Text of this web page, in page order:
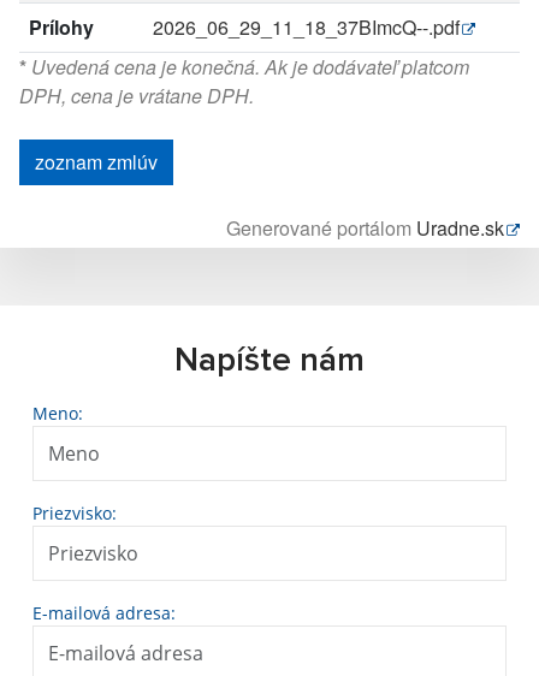
Prílohy
2026_06_29_11_18_37BImcQ--.pdf
* Uvedená cena je konečná. Ak je dodávateľ platcom
DPH, cena je vrátane DPH.
zoznam zmlúv
Generované portálom Uradne.sk
Napíšte nám
Meno:
Priezvisko:
E-mailová adresa: